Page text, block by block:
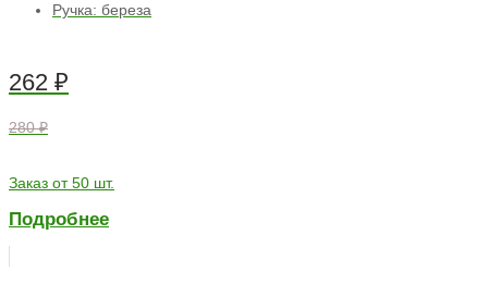
Ручка: береза
262 ₽
280 ₽
Заказ от 50 шт.
Подробнее